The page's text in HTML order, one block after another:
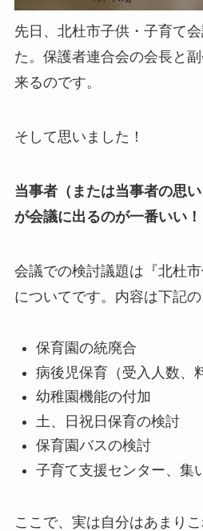
先日、北杜市子供・子育て
た。保護者連合会の会長と
来るのです。
そして思いました！
当事者（または当事者の思い
が会議に出るのが一番いい！
会議での検討議題は『北杜市
についてです。内容は下記の
保育園の統廃合
病後児保育（受入人数、
幼稚園機能の付加
土、日祝日保育の検討
保育園バスの検討
子育て支援センター、集
ここで、実は自分はあまり